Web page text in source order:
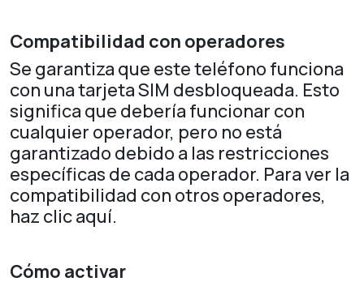
Compatibilidad con operadores
Se garantiza que este teléfono funciona
con una tarjeta SIM desbloqueada. Esto
significa que debería funcionar con
cualquier operador, pero no está
garantizado debido a las restricciones
específicas de cada operador. Para ver la
compatibilidad con otros operadores,
haz clic aquí.
Cómo activar